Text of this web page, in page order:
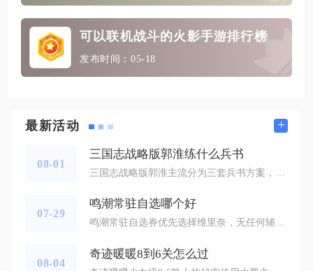
可以联机战斗的火影手游排行榜
发布时间：05-18
最新活动 +
08-01
三国志战略版郭淮练什么兵书
三国志战略版郭淮主流分为三套兵书方案，九变体系是绝大多数阵容的通用选择，军形体系适合前排承伤玩法，虚实体系仅适合高红配置用来补充输出能力，三套兵书要结合队伍结构、携带战法灵活选用，不能直接照搬固定搭配。郭淮凭借自带的指挥减伤战法，是平民盾兵队伍里性价比极高的工具人，兵书的核心思路是放大团队保护能力，再根据战法方向调整细节加点，混搭属性很容易让武将作用大打折扣，整套玩法需要把兵书、战法、属性加点三者相互配合，才能把减伤机制完全发挥出来。走团队辅助路线时，九变兵书为最优选择，第一
07-29
鸣潮常驻自选哪个好
鸣潮常驻自选券优先选择维里奈，无任何辅助角色的所有玩家都应首选，已有维里奈再根据队伍输出缺口挑选安可、凌阳、卡卡罗、鉴心，这套选择逻辑适配开荒、深渊、大世界全部场景，兼顾短期开荒舒适度与长期高难副本保值能力，不会出现角色后期闲置浪费资源的情况。维里奈作为常驻池唯一全能治疗增伤辅助，零命即可完整解锁全部核心功能，没有高额命座门槛，共鸣变奏技能切人瞬间为全队持续回血，共鸣解放能叠加全队攻击加成与元素伤害加深，协奏充能速度在全游戏辅助里处于顶尖水准，大世界跑图清理零散怪物时，切出维
08-04
奇迹暖暖8到6关怎么过